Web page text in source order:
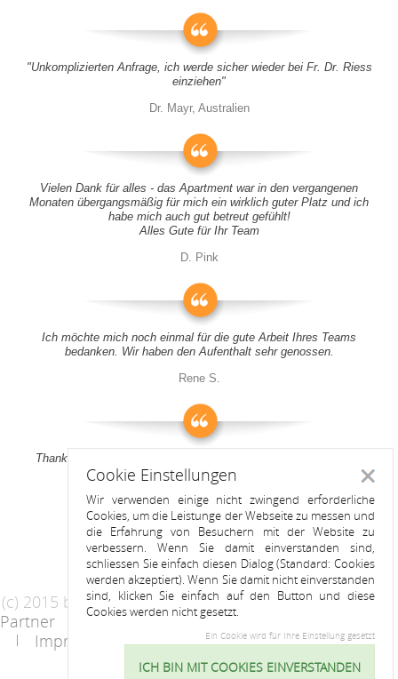
"Unkomplizierten Anfrage, ich werde sicher wieder bei Fr. Dr. Riess
einziehen"
Dr. Mayr, Australien
Vielen Dank für alles - das Apartment war in den vergangenen
Monaten übergangsmäßig für mich ein wirklich guter Platz und ich
habe mich auch gut betreut gefühlt!
Alles Gute für Ihr Team
D. Pink
Ich möchte mich noch einmal für die gute Arbeit Ihres Teams
bedanken. Wir haben den Aufenthalt sehr genossen.
Rene S.
Thank you all for your support! It was a pleasure to stay at your
apartment
Anitah S.
(c) 2015 by Riess Apartments
Partner
AGB
Datenschutzerklärung
Impressum
Kontakt
Cookie
Cookie Einstellungen
Wir verwenden einige nicht zwingend erforderliche
Cookies, um die Leistunge der Webseite zu messen und
die Erfahrung von Besuchern mit der Website zu
verbessern. Wenn Sie damit einverstanden sind,
schliessen Sie einfach diesen Dialog (Standard: Cookies
werden akzeptiert). Wenn Sie damit nicht einverstanden
sind, klicken Sie einfach auf den Button und diese
Cookies werden nicht gesetzt.
Ein Cookie wird für Ihre Einstellung gesetzt
ICH BIN MIT COOKIES EINVERSTANDEN